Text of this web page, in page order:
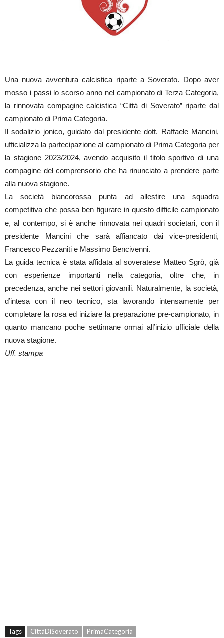
Una nuova avventura calcistica riparte a Soverato. Dopo aver
mosso i passi lo scorso anno nel campionato di Terza Categoria,
la rinnovata compagine calcistica “Città di Soverato” riparte dal
campionato di Prima Categoria.
Il sodalizio jonico, guidato dal presidente dott. Raffaele Mancini,
ufficializza la partecipazione al campionato di Prima Categoria per
la stagione 2023/2024, avendo acquisito il titolo sportivo di una
compagine del comprensorio che ha rinunciato a prendere parte
alla nuova stagione.
La società biancorossa punta ad allestire una squadra
competitiva che possa ben figurare in questo difficile campionato
e, al contempo, si è anche rinnovata nei quadri societari, con il
presidente Mancini che sarà affiancato dai vice-presidenti,
Francesco Pezzaniti e Massimo Bencivenni.
La guida tecnica è stata affidata al soveratese Matteo Sgrò, già
con esperienze importanti nella categoria, oltre che, in
precedenza, anche nei settori giovanili. Naturalmente, la società,
d’intesa con il neo tecnico, sta lavorando intensamente per
completare la rosa ed iniziare la preparazione pre-campionato, in
quanto mancano poche settimane ormai all’inizio ufficiale della
nuova stagione.
Uff. stampa
Tags CittàDiSoverato PrimaCategoria